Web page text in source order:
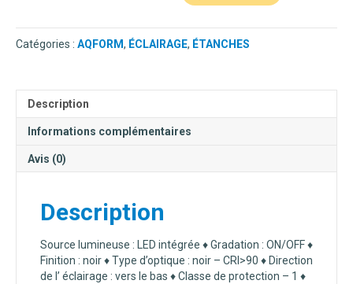
MURAL
EXTERIEUR
26544
Catégories : AQFORM, ÉCLAIRAGE, ÉTANCHES
Description
Informations complémentaires
Avis (0)
Description
Source lumineuse : LED intégrée ♦ Gradation : ON/OFF ♦
Finition : noir ♦ Type d’optique : noir – CRI>90 ♦ Direction
de l’ éclairage : vers le bas ♦ Classe de protection – 1 ♦